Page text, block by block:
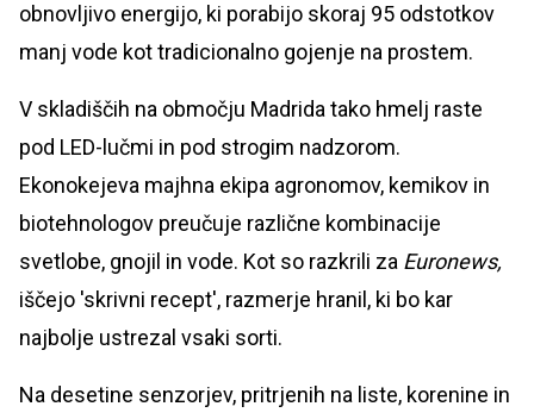
obnovljivo energijo, ki porabijo skoraj 95 odstotkov
manj vode kot tradicionalno gojenje na prostem.
V skladiščih na območju Madrida tako hmelj raste
pod LED-lučmi in pod strogim nadzorom.
Ekonokejeva majhna ekipa agronomov, kemikov in
biotehnologov preučuje različne kombinacije
svetlobe, gnojil in vode. Kot so razkrili za Euronews,
iščejo 'skrivni recept', razmerje hranil, ki bo kar
najbolje ustrezal vsaki sorti.
Na desetine senzorjev, pritrjenih na liste, korenine in